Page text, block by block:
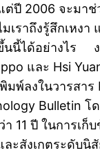
ต่ปี 2006 จะมาช่
มเราถึงรู้สึกเหง
นนี้ได้อย่างไร ง
และ Hsi
มพ์ลงในวารสาร
Bulletin โ
า 11 ปี ในการเก็
ละสังเกตระดับนิ